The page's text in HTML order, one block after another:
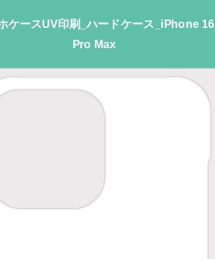
ケースUV印刷_ハードケース_iPhone 16
Pro Max